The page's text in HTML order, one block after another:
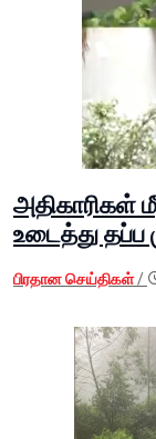
அதிகாரிகள்
உடைத்து
பிரதான செய்திகள்/